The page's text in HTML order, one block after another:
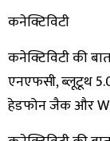
​कनेक्टिविटी
कनेक्टिविटी की
एनएफसी, ब्लूटूथ
हेडफोन जैक और